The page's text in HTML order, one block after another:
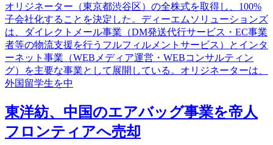
オリジネーター（東京都渋谷区）の全株式を取得し、100%
子会社化することを決定した。ディーエムソリューションズ
は、ダイレクトメール事業（DM発送代行サービス・EC事業
者等の物流支援を行うフルフィルメントサービス）とインタ
ーネット事業（WEBメディア運営・WEBコンサルティン
グ）を主要な事業として展開している。オリジネーターは、
外国留学生を中
東洋紡、中国のエアバッグ事業を帝人
フロンティアへ売却